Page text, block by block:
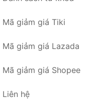
Mã giảm giá Tiki
Mã giảm giá Lazada
Mã giảm giá Shopee
Liên hệ